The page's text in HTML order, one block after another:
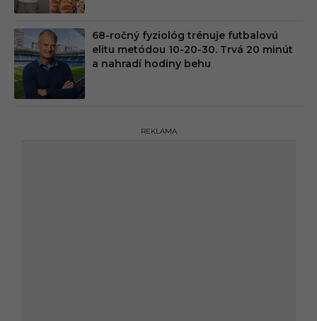
68-ročný fyziológ trénuje futbalovú
elitu metódou 10-20-30. Trvá 20 minút
a nahradí hodiny behu
REKLAMA